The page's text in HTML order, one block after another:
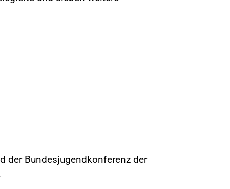
der Bundesjugendkonferenz der